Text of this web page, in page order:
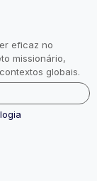
eficaz no
missionário,
globais.